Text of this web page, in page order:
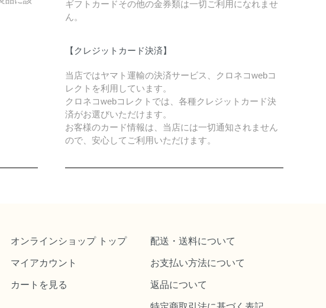
ギフトカードその他の金券類は一切ご利用になれませ
ん。
【クレジットカード決済】
当店ではヤマト運輸の決済サービス、クロネコwebコ
レクトを利用しています。
クロネコwebコレクトでは、各種クレジットカード決
済がお選びいただけます。
お客様のカード情報は、当店には一切通知されません
ので、安心してご利用いただけます。
オンラインショップ トップ
マイアカウント
カートを見る
配送・送料について
お支払い方法について
返品について